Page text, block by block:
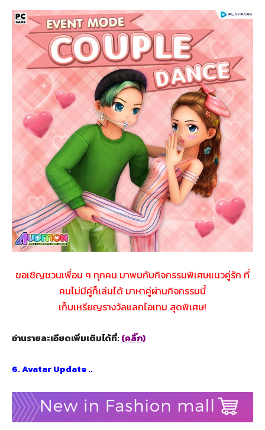
ขอเชิญชวนเพื่อน ๆ ทุกคน มาพบกับกิจกรรมพิเศษแนวคู่รัก ที่
คนไม่มีคู่ก็เล่นได้ มาหาคู่ผ่านกิจกรรมนี้
เก็บเหรียญรางวัลแลกไอเทม สุดพิเศษ!
อ่านรายละเอียดเพิ่มเติมได้ที่:(คลิ๊ก)
6. Avatar Update ..